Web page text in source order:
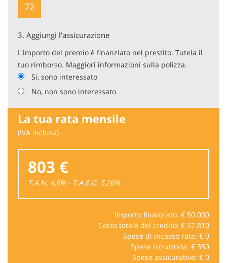
72
3. Aggiungi l'assicurazione
L'importo del premio è finanziato nel prestito. Tutela il
tuo rimborso. Maggiori informazioni sulla polizza.
Si, sono interessato
No, non sono interessato
La tua rata mensile
(IVA inclusa)
803 €
T.A.N. 4,9% - T.A.E.G. 5,26%
Importo finanziato: € 50.000
Costo totale del credito: € 57.810
Spese di incasso rata: € 0
Spese istruttoria: € 350
Spese assicurative: € 0